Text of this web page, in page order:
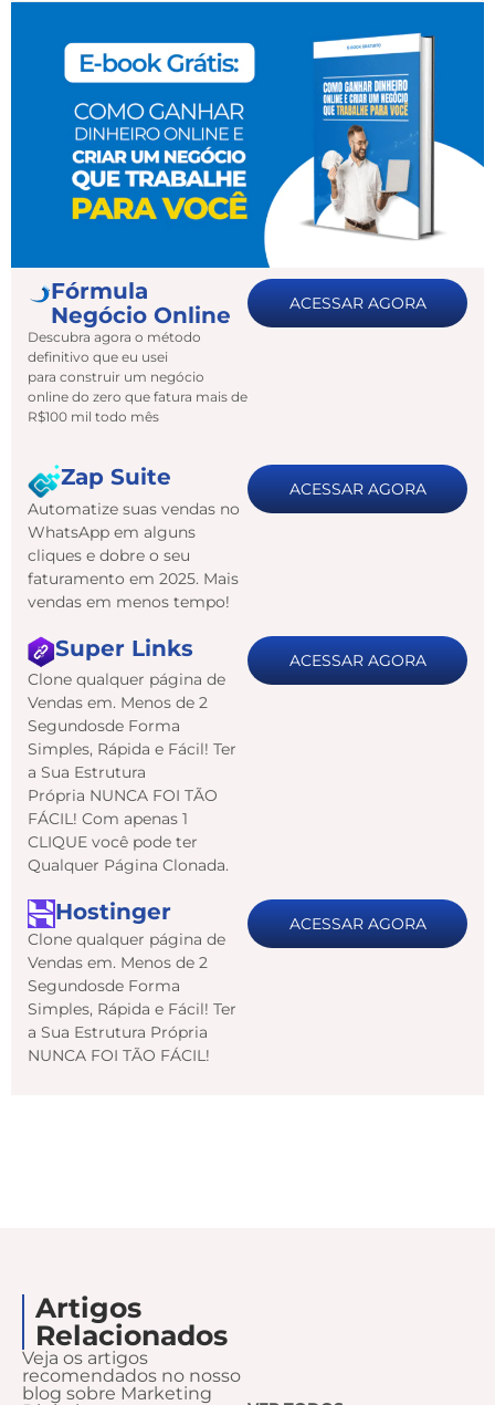
Fórmula
Negócio Online
Descubra agora o método
definitivo que eu usei
para construir um negócio
online do zero que fatura mais de
R$100 mil todo mês
ACESSAR AGORA
Zap Suite
Automatize suas vendas no
WhatsApp em alguns
cliques e dobre o seu
faturamento em 2025. Mais
vendas em menos tempo!
ACESSAR AGORA
Super Links
Clone qualquer página de
Vendas em. Menos de 2
Segundosde Forma
Simples, Rápida e Fácil! Ter
a Sua Estrutura
Própria NUNCA FOI TÃO
FÁCIL! Com apenas 1
CLIQUE você pode ter
Qualquer Página Clonada.
ACESSAR AGORA
Hostinger
Clone qualquer página de
Vendas em. Menos de 2
Segundosde Forma
Simples, Rápida e Fácil! Ter
a Sua Estrutura Própria
NUNCA FOI TÃO FÁCIL!
ACESSAR AGORA
Artigos
Relacionados
Veja os artigos
recomendados no nosso
blog sobre Marketing